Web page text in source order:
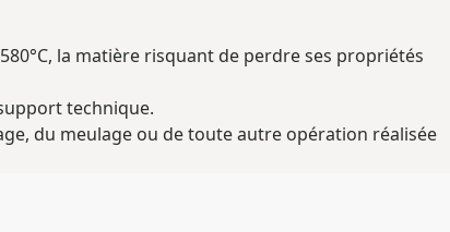
la matière risquant de perdre ses propriétés
technique.
du meulage ou de toute autre opération réalisée